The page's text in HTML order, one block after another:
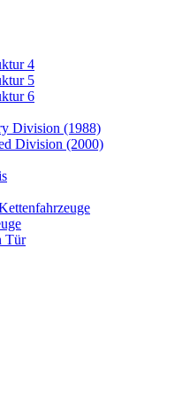
4
5
6
Division (1988)
Division (2000)
Tür